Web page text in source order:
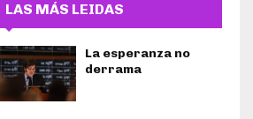
LAS MÁS LEIDAS
La esperanza no
derrama